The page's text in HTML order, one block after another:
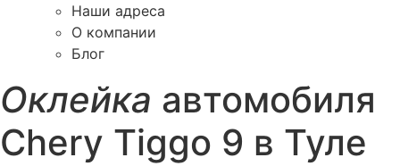
Наши адреса
О компании
Блог
Оклейка автомобиля
Chery Tiggo 9 в Туле